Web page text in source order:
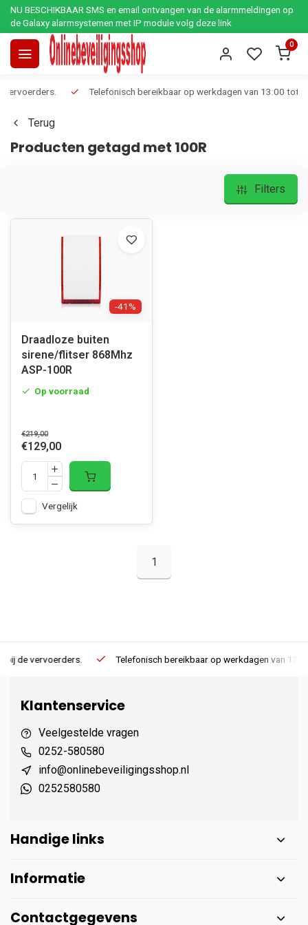
NU BESCHIKBAAR SMS en email ontvangen van de alarmmeldingen op
de Galaxy alarmsystemen met IP module volg deze link
0
Telefonisch bereikbaar op werkdagen van 13:00 tot 17:00
Terug
Producten getagd met 100R
Filters
-41%
Draadloze buiten
sirene/flitser 868Mhz
ASP-100R
Op voorraad
€219,00
€129,00
Vergelijk
1
Telefonisch bereikbaar op werkdagen van 13:00 tot 17:00
Klantenservice
Veelgestelde vragen
0252-580580
info@onlinebeveiligingsshop.nl
0252580580
Handige links
Informatie
Contactgegevens